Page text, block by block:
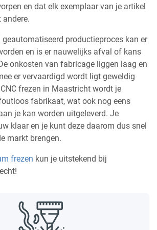
en dat elk exemplaar van je artikel
andere.
productieproces kan er
en is er nauwelijks afval of kans
onkosten van fabricage liggen laag en
er vervaardigd wordt ligt geweldig
frezen in Maastricht wordt je
fabrikaat, wat ook nog eens
je kan worden uitgeleverd. Je
klaar en je kunt deze daarom dus snel
markt brengen.
frezen kun je uitstekend bij